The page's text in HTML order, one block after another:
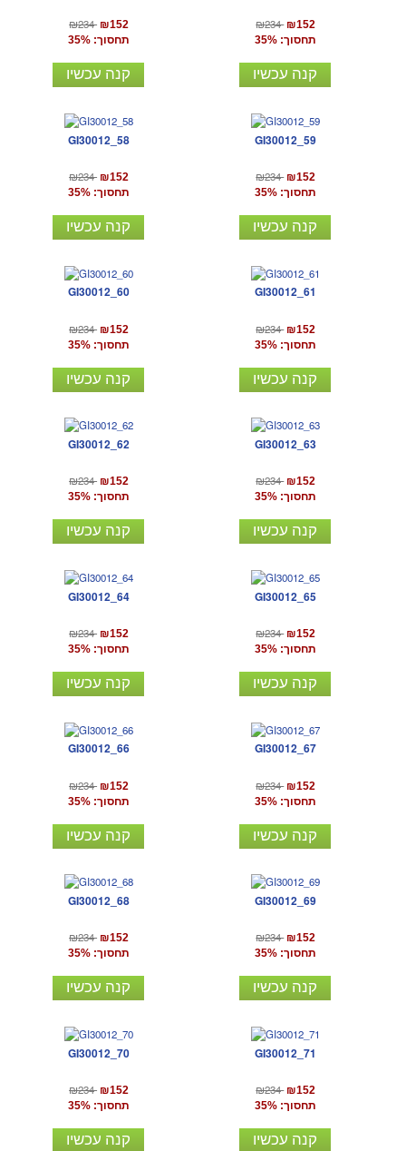
₪234 ₪152
תחסוך: 35%
קנה עכשיו
₪234 ₪152
תחסוך: 35%
קנה עכשיו
GI30012_58
₪234 ₪152
תחסוך: 35%
קנה עכשיו
GI30012_59
₪234 ₪152
תחסוך: 35%
קנה עכשיו
GI30012_60
₪234 ₪152
תחסוך: 35%
קנה עכשיו
GI30012_61
₪234 ₪152
תחסוך: 35%
קנה עכשיו
GI30012_62
₪234 ₪152
תחסוך: 35%
קנה עכשיו
GI30012_63
₪234 ₪152
תחסוך: 35%
קנה עכשיו
GI30012_64
₪234 ₪152
תחסוך: 35%
קנה עכשיו
GI30012_65
₪234 ₪152
תחסוך: 35%
קנה עכשיו
GI30012_66
₪234 ₪152
תחסוך: 35%
קנה עכשיו
GI30012_67
₪234 ₪152
תחסוך: 35%
קנה עכשיו
GI30012_68
₪234 ₪152
תחסוך: 35%
קנה עכשיו
GI30012_69
₪234 ₪152
תחסוך: 35%
קנה עכשיו
GI30012_70
₪234 ₪152
תחסוך: 35%
קנה עכשיו
GI30012_71
₪234 ₪152
תחסוך: 35%
קנה עכשיו